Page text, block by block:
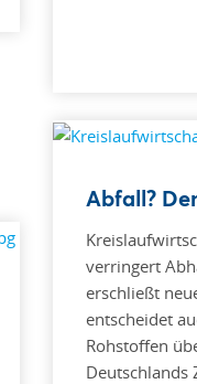
Abfall?
verringert
erschließt
entscheidet
Rohstoffen
Deutschlands